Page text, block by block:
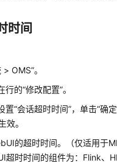
时间
OMS”。
的“修改配置”。
“会话超时时间”，单击“确
效。
的超时时间。（仅适用于
超时时间的组件为：Flink、